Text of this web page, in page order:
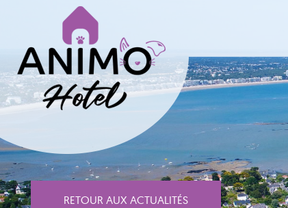
RETOUR AUX ACTUALITÉS